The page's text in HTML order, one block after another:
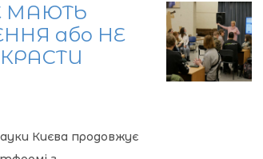
МАЮТЬ
або НЕ
Києва продовжує